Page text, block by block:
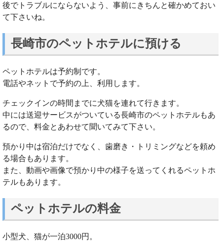
後でトラブルにならないよう、事前にきちんと確かめておい
て下さいね。
長崎市のペットホテルに預ける
ペットホテルは予約制です。
電話やネットで予約の上、利用します。
チェックインの時間までに犬猫を連れて行きます。
中には送迎サービスがついている長崎市のペットホテルもあ
るので、料金とあわせて聞いてみて下さい。
預かり中は宿泊だけでなく、歯磨き・トリミングなどを頼め
る場合もあります。
また、動画や画像で預かり中の様子を送ってくれるペットホ
テルもあります。
ペットホテルの料金
小型犬、猫が一泊3000円。